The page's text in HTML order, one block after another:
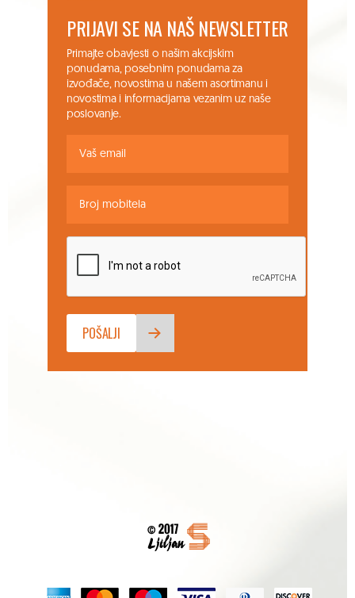
PRIJAVI SE NA NAŠ NEWSLETTER
Primajte obavjesti o našim akcijskim
ponudama, posebnim ponudama za
izvođače, novostima u našem asortimanu i
novostima i informacijama vezanim uz naše
poslovanje.